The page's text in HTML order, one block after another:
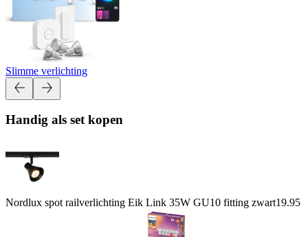
Slimme verlichting
Handig als set kopen
Nordlux spot railverlichting Eik Link 35W GU10 fitting zwart19.95